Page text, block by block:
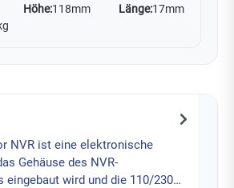
Höhe:118mm Länge:17mm
NVR ist eine elektronische
Gehäuse des NVR-
eingebaut wird und die 110/230…